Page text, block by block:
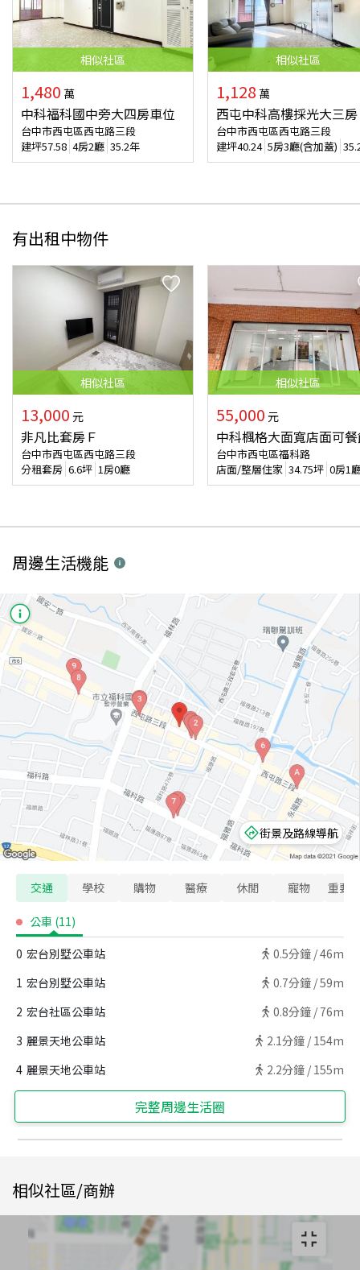
相似社區
1,480 萬
中科福科國中旁大四房車位
台中市西屯區西屯路三段
建坪57.58 4房2廳 35.2年
相似社區
1,128 萬
西屯中科高樓採光大三房
台中市西屯區西屯路三段
建坪40.24 5房3廳(含加蓋)
有出租中物件
相似社區
13,000 元
非凡比套房Ｆ
台中市西屯區西屯路三段
分租套房 6.6坪 1房0廳
相似社區
55,000 元
中科楓格大面寬店面可
台中市西屯區福科路
店面/整層住家 34.75坪 0房1
周邊生活機能
街景及路線導航
交通 學校 購物 醫療 休閒 寵物 重要
公車 (11)
0 宏台別墅公車站 0.5分鐘 /46m
1 宏台別墅公車站 0.7分鐘 /59m
2 宏台社區公車站 0.8分鐘 / 76m
3 麗景天地公車站 2.1分鐘 / 154m
4 麗景天地公車站 2.2分鐘 / 155m
完整周邊生活圈
相似社區/商辦